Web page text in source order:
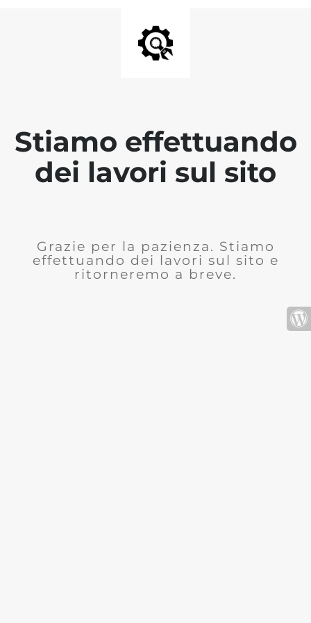
Stiamo effettuando
dei lavori sul sito
Grazie per la pazienza. Stiamo
effettuando dei lavori sul sito e
ritorneremo a breve.